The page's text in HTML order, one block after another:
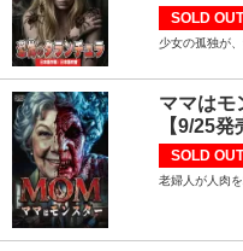
SOLD OUT
少女の孤独が
ママはモ
【9/25発
SOLD OUT
老婦人が人肉